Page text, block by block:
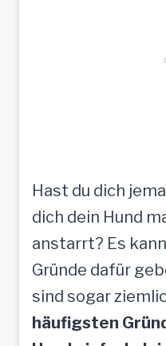
Hast du dich
dich dein Hund
anstarrt? Es
Gründe dafür
sind sogar
häufigsten